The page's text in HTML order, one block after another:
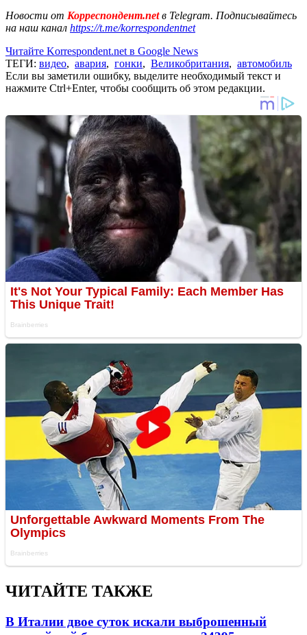
Новости от Корреспондент.netв Telegram. Подписывайтесь
на наш канал https://t.me/korrespondentnet
Читайте Korrespondent.net в Google News
ТЕГИ: видео, авария, гонки, Великобритания, автомобиль
Если вы заметили ошибку, выделите необходимый текст и
нажмите Ctrl+Enter, чтобы сообщить об этом редакции.
ЧИТАЙТЕ ТАКЖЕ
В Италии двое суток искали выброшенный